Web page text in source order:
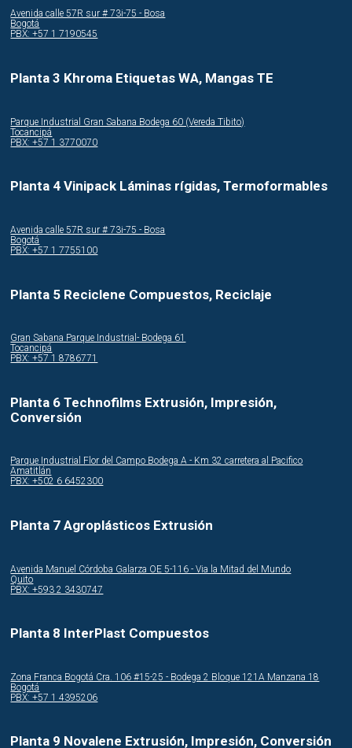
Avenida calle 57R sur # 73i-75 - Bosa
Bogotá
PBX: +57 1 7190545
Planta 3 Khroma Etiquetas WA, Mangas TE
Parque Industrial Gran Sabana Bodega 60 (Vereda Tibito)
Tocancipá
PBX: +57 1 3770070
Planta 4 Vinipack Láminas rígidas, Termoformables
Avenida calle 57R sur # 73i-75 - Bosa
Bogotá
PBX: +57 1 7755100
Planta 5 Reciclene Compuestos, Reciclaje
Gran Sabana Parque Industrial- Bodega 61
Tocancipá
PBX: +57 1 8786771
Planta 6 Technofilms Extrusión, Impresión,
Conversión
Parque Industrial Flor del Campo Bodega A - Km 32 carretera al Pacifico
Amatitlán
PBX: +502 6 6452300
Planta 7 Agroplásticos Extrusión
Avenida Manuel Córdoba Galarza OE 5-116 - Via la Mitad del Mundo
Quito
PBX: +593 2 3430747
Planta 8 InterPlast Compuestos
Zona Franca Bogotá Cra. 106 #15-25 - Bodega 2 Bloque 121A Manzana 18
Bogotá
PBX: +57 1 4395206
Planta 9 Novalene Extrusión, Impresión, Conversión